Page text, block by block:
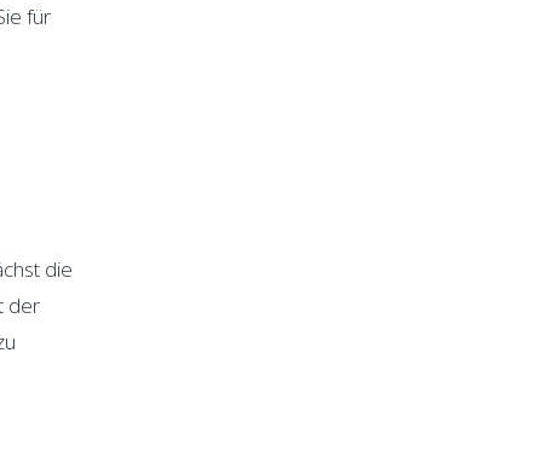
für
die
der